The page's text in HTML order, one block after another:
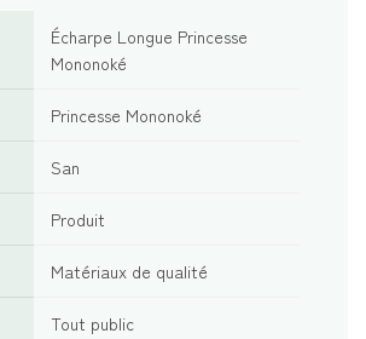
Écharpe Longue Princesse
Mononoké
Princesse Mononoké
San
Produit
Matériaux de qualité
Tout public